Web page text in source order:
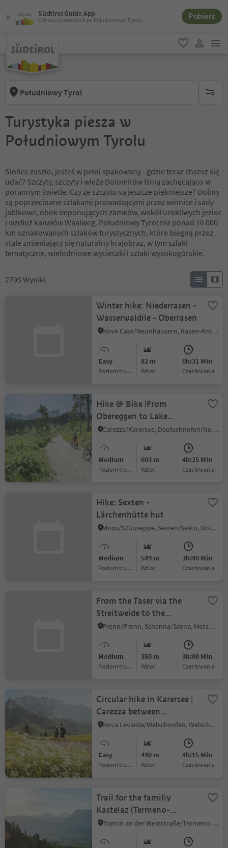
Südtirol Guide App
Cyfrowy przewodnik po Południowym Tyrolu Pobierz
ulubione
Południowy Tyrol brak
Turystyka piesza w
Południowym Tyrolu
Słońce zaszło, jesteś w pełni spakowany - gdzie teraz chcesz się
udać? Szczyty, szczyty i wieże Dolomitów lśnią zachęcająco w
porannym świetle. Czy ze szczytu są jeszcze piękniejsze? Doliny
są poprzecinane szlakami prowadzącymi przez winnice i sady
jabłkowe, obok imponujących zamków, wokół urokliwych jezior
i wzdłuż kanałów Waalweg. Południowy Tyrol ma ponad 16 000
km oznakowanych szlaków turystycznych, które biegną przez
stale zmieniający się naturalny krajobraz, w tym szlaki
tematyczne, wielodniowe wycieczki i szlaki wysokogórskie.
2795 Wyniki
Winter hike: Niederrasen -
Wasserwaldile - Oberrasen
Nove Case/Neunhäusern, Rasen-Antholz/Rasun Anterselva, Dolomites Region Kronplatz/Plan de Corones
Easy
Poziom trudności
82 m
Wzlot
0h:31 Min
czas trwania
Hike & Bike |From
Obereggen to Lake
Carezza and via the
Obereggen
Carezza/Karersee, Deutschnofen/Nova Ponente, Dolomites Region Eggental
Medium
Poziom trudności
603 m
Wzlot
4h:25 Min
czas trwania
Hike: Sexten -
Lärchenhütte hut
Moos/S.Giuseppe, Sexten/Sesto, Dolomites Region 3 Zinnen
Medium
Poziom trudności
549 m
Wzlot
3h:40 Min
czas trwania
From the Taser via the
Streitweide to the
Haashof Mountain Inn
Prenn/Prenn, Schenna/Scena, Meran/Merano and environs
Medium
Poziom trudności
350 m
Wzlot
3h:00 Min
czas trwania
Circular hike in Karersee |
Carezza between
Rosengarten | Catinaccio
Nova Levante/Welschnofen, Welschnofen/Nova Levante, Dolomites Region Eggental
Easy
Poziom trudności
440 m
Wzlot
4h:15 Min
czas trwania
Trail for the familiy
Kastelaz (Termeno-
Cortaccia)
Tramin an der Weinstraße/Termeno sulla Strada del Vino, Alto Adige Wine Road